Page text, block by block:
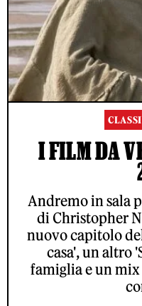
I FILM DA
Andremo in sala
di Christopher
nuovo capitolo
casa', un altro
famiglia e un